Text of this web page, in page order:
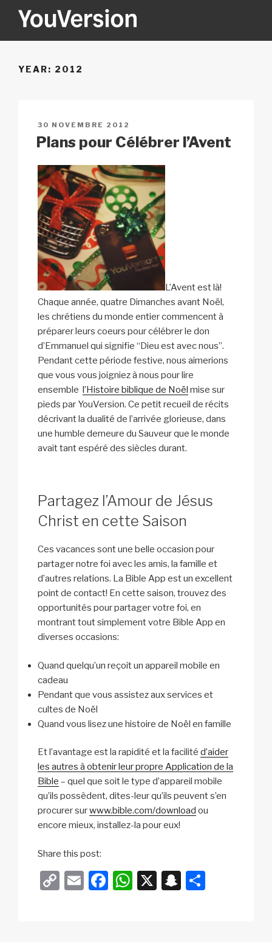
YOUVERSION
YEAR: 2012
PUBLIÉ
LE
30 NOVEMBRE 2012
Plans pour Célébrer l’Avent
L’Avent est là!
Chaque année, quatre Dimanches avant Noël,
les chrétiens du monde entier commencent à
préparer leurs coeurs pour célébrer le don
d’Emmanuel qui signifie “Dieu est avec nous”.
Pendant cette période festive, nous aimerions
que vous vous joigniez à nous pour lire
ensemble l’Histoire biblique de Noël mise sur
pieds par YouVersion. Ce petit recueil de récits
décrivant la dualité de l’arrivée glorieuse, dans
une humble demeure du Sauveur que le monde
avait tant espéré des siècles durant.
Partagez l’Amour de Jésus
Christ en cette Saison
Ces vacances sont une belle occasion pour
partager notre foi avec les amis, la famille et
d’autres relations. La Bible App est un excellent
point de contact! En cette saison, trouvez des
opportunités pour partager votre foi, en
montrant tout simplement votre Bible App en
diverses occasions:
Quand quelqu’un reçoit un appareil mobile en
cadeau
Pendant que vous assistez aux services et
cultes de Noël
Quand vous lisez une histoire de Noël en famille
Et l’avantage est la rapidité et la facilité d’aider
les autres à obtenir leur propre Application de la
Bible – quel que soit le type d’appareil mobile
qu’ils possèdent, dites-leur qu’ils peuvent s’en
procurer surwww.bible.com/download ou
encore mieux, installez-la pour eux!
h
Share this post:
C
E
F
W X
S